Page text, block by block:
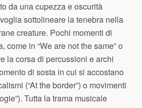
da una cupezza e oscurità
sottolineare la tenebra nella
creature. Pochi momenti di
come in “We are not the same” o
la corsa di percussioni e archi
di sosta in cui si accostano
(“At the border”) o movimenti
Tutta la trama musicale